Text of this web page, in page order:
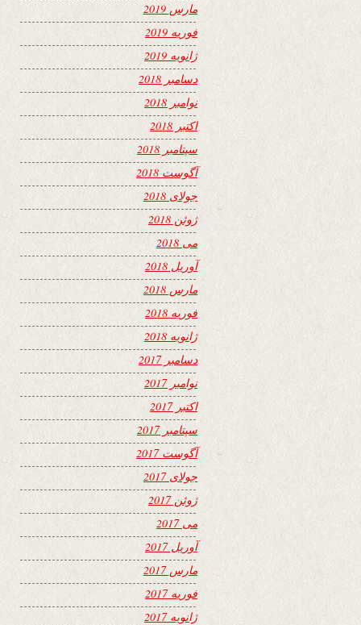
مارس 2019
فوریه 2019
ژانویه 2019
دسامبر 2018
نوامبر 2018
اکتبر 2018
سپتامبر 2018
آگوست 2018
جولای 2018
ژوئن 2018
می 2018
آوریل 2018
مارس 2018
فوریه 2018
ژانویه 2018
دسامبر 2017
نوامبر 2017
اکتبر 2017
سپتامبر 2017
آگوست 2017
جولای 2017
ژوئن 2017
می 2017
آوریل 2017
مارس 2017
فوریه 2017
ژانویه 2017